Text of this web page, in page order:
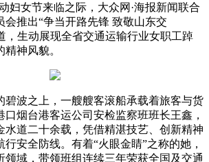
妇女节来临之际，大众网·海报新闻联合
会推出“争当开路先锋 致敬山东交
，生动展现全省交通运输行业女职工踔
神风貌。
波之上，一艘艘客滚船承载着旅客与货
烟台港客运公司安检监察班班长王鑫，
水道二十余载，凭借精湛技艺、创新精神
安全防线。有着“火眼金睛”之称的她，
领域，带领班组连续三年荣获全国及交通